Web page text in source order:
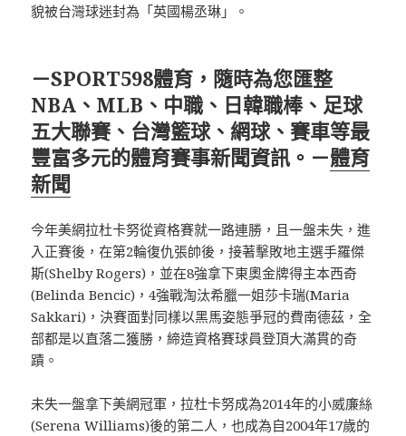
貌被台灣球迷封為「英國楊丞琳」。
－SPORT598體育，隨時為您匯整
NBA、MLB、中職、日韓職棒、足球
五大聯賽、台灣籃球、網球、賽車等最
豐富多元的體育賽事新聞資訊。－體育
新聞
今年美網拉杜卡努從資格賽就一路連勝，且一盤未失，進
入正賽後，在第2輪復仇張帥後，接著擊敗地主選手羅傑
斯(Shelby Rogers)，並在8強拿下東奧金牌得主本西奇
(Belinda Bencic)，4強戰淘汰希臘一姐莎卡瑞(Maria
Sakkari)，決賽面對同樣以黑馬姿態爭冠的費南德茲，全
部都是以直落二獲勝，締造資格賽球員登頂大滿貫的奇
蹟。
未失一盤拿下美網冠軍，拉杜卡努成為2014年的小威廉絲
(Serena Williams)後的第二人，也成為自2004年17歲的